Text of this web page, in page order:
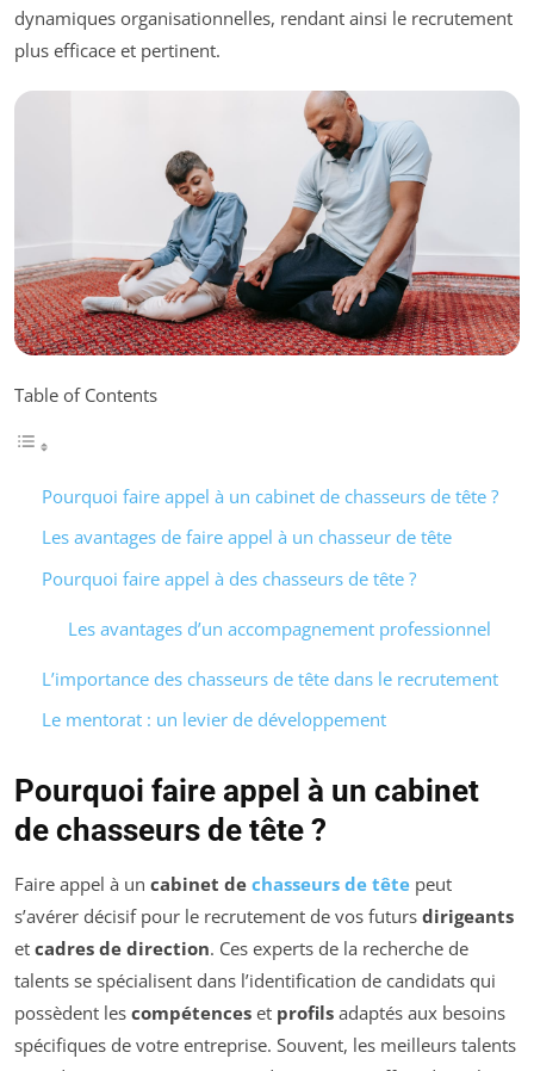
dynamiques organisationnelles, rendant ainsi le recrutement
plus efficace et pertinent.
Table of Contents
Pourquoi faire appel à un cabinet de chasseurs de tête ?
Les avantages de faire appel à un chasseur de tête
Pourquoi faire appel à des chasseurs de tête ?
Les avantages d’un accompagnement professionnel
L’importance des chasseurs de tête dans le recrutement
Le mentorat : un levier de développement
Pourquoi faire appel à un cabinet
de chasseurs de tête ?
Faire appel à un cabinet de chasseurs de tête peut
s’avérer décisif pour le recrutement de vos futurs dirigeants
et cadres de direction. Ces experts de la recherche de
talents se spécialisent dans l’identification de candidats qui
possèdent les compétences et profils adaptés aux besoins
spécifiques de votre entreprise. Souvent, les meilleurs talents